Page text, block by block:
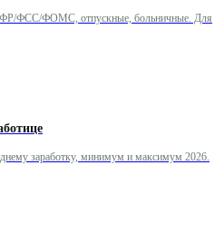
ФСС/ФОМС, отпускные, больничные. Для
заработку, минимум и максимум 2026.